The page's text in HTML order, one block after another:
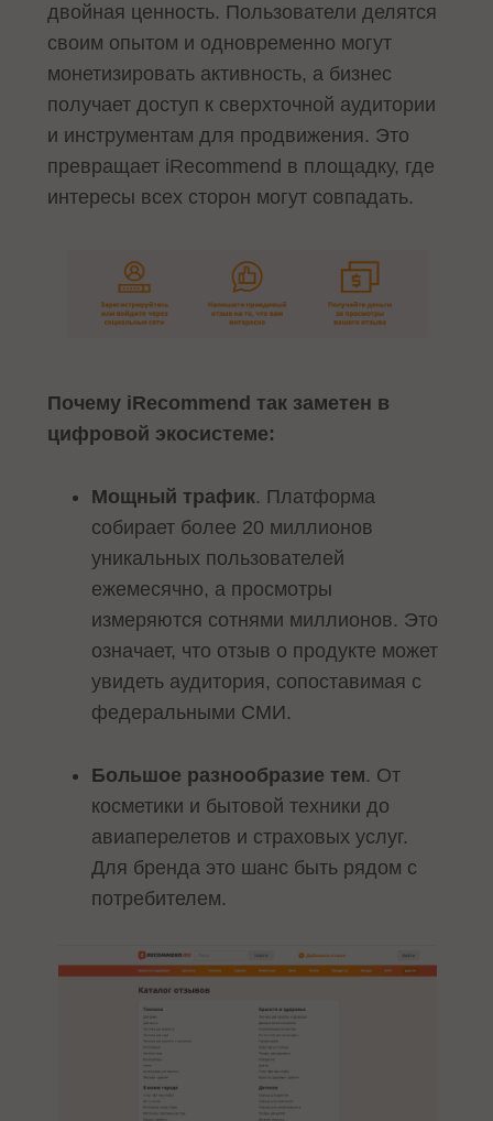
двойная ценность. Пользователи делятся
своим опытом и одновременно могут
монетизировать активность, а бизнес
получает доступ к сверхточной аудитории
и инструментам для продвижения. Это
превращает iRecommend в площадку, где
интересы всех сторон могут совпадать.
Почему iRecommend так заметен в
цифровой экосистеме:
Мощный трафик. Платформа
собирает более 20 миллионов
уникальных пользователей
ежемесячно, а просмотры
измеряются сотнями миллионов. Это
означает, что отзыв о продукте может
увидеть аудитория, сопоставимая с
федеральными СМИ.
Большое разнообразие тем. От
косметики и бытовой техники до
авиаперелетов и страховых услуг.
Для бренда это шанс быть рядом с
потребителем.